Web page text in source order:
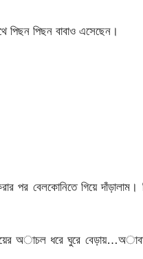
পিছন বাবাও এসেছেন।
পর বেলকোনিতে গিয়ে
অাচল ধরে ঘুরে